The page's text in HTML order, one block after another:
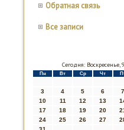
Обратная связь
Все записи
Сегодня: Воскресенье,
Пн Вт Ср Чт
3
4 5 6 7
10
11 12 13
17
18 19 20
24
25 26 27